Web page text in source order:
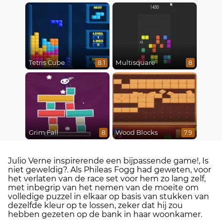
Tetris Cube 8.1 Multisquare 8
Grim Fall 8 Wood Blocks 7.9
Julio Verne inspirerende een bijpassende game!, Is
niet geweldig?. Als Phileas Fogg had geweten, voor
het verlaten van de race set voor hem zo lang zelf,
met inbegrip van het nemen van de moeite om
volledige puzzel in elkaar op basis van stukken van
dezelfde kleur op te lossen, zeker dat hij zou
hebben gezeten op de bank in haar woonkamer.